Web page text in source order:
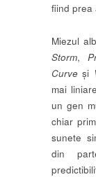
fiind prea
Miezul
Storm,
Curve și
mai
un gen
chiar
sunete
din